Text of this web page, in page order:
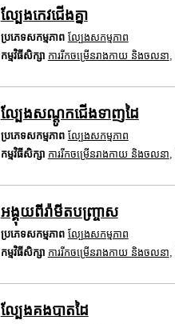
ល្បែងកេវជើងគ្នា
ប្រភេទសកម្មភាព ល្បែងសកម្មភាព
កម្មវិធីសិក្សា ការរីកចម្រើនរាងកាយ និងចលនា
ល្បែងសណ្តូកជើងទាញដៃ
ប្រភេទសកម្មភាព ល្បែងសកម្មភាព
កម្មវិធីសិក្សា ការរីកចម្រើនរាងកាយ និងចលនា
អង្គុយពីរ៉ាមីតបញ្ច្រាស
ប្រភេទសកម្មភាព ល្បែងសកម្មភាព
កម្មវិធីសិក្សា ការរីកចម្រើនរាងកាយ និងចលនា
ល្បែងគងបាតដៃ